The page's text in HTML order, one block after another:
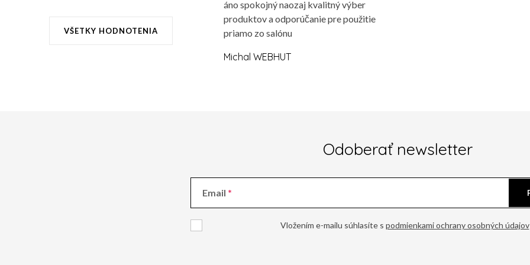
VŠETKY HODNOTENIA
áno spokojný naozaj kvalitný výber
produktov a odporúčanie pre použitie
priamo zo salónu
Michal WEBHUT
Odoberať newsletter
Email
Vložením e-mailu súhlasíte s podmienkami ochrany osobných údajov